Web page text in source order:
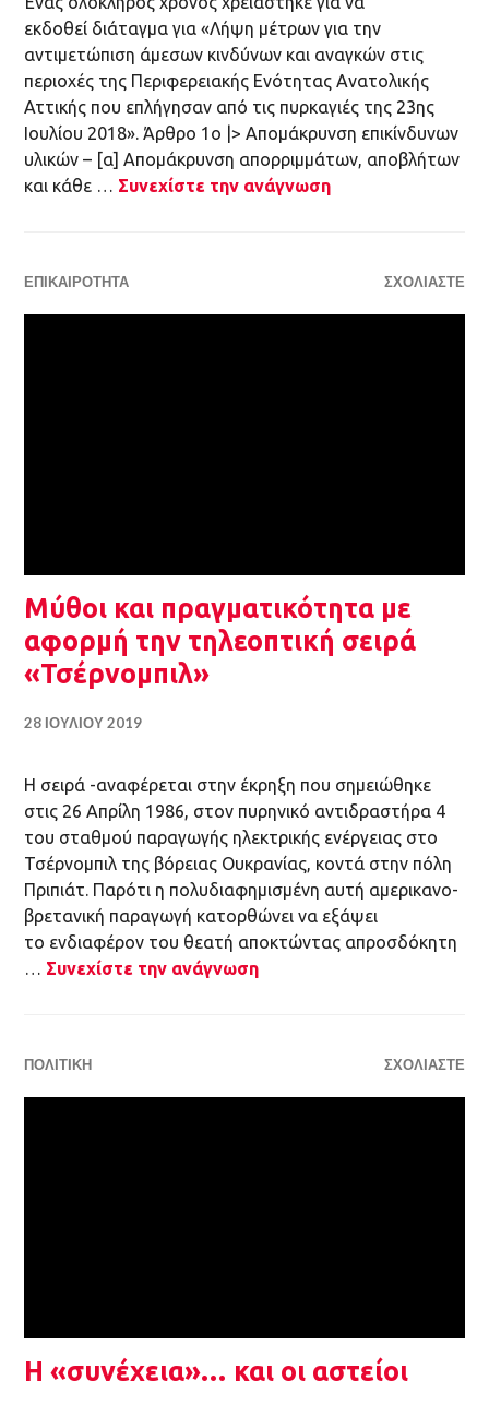
αντιμετώπιση άμεσων κινδύνων και αναγκών στις
περιοχές της Περιφερειακής Ενότητας Ανατολικής
Αττικής που επλήγησαν από τις πυρκαγιές της 23ης
Ιουλίου 2018». Άρθρο 1ο |> Απομάκρυνση επικίνδυνων
υλικών – [α] Απομάκρυνση απορριμμάτων, αποβλήτων
και κάθε … Συνεχίστε την ανάγνωση
Μύθοι και πραγματικότητα με
αφορμή την τηλεοπτική σειρά
«Τσέρνομπιλ»
28 ΙΟΥΛΊΟΥ 2019
στις 26 Απρίλη 1986, στον πυρηνικό αντιδραστήρα 4
του σταθμού παραγωγής ηλεκτρικής ενέργειας στο
Τσέρνομπιλ της βόρειας Ουκρανίας, κοντά στην πόλη
Πριπιάτ. Παρότι η πολυδιαφημισμένη αυτή αμερικανο-
βρετανική παραγωγή κατορθώνει να εξάψει
το ενδιαφέρον του θεατή αποκτώντας απροσδόκητη
… Συνεχίστε την ανάγνωση
Η «συνέχεια»… και οι αστείοι